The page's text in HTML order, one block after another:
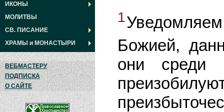
ИКОНЫ
МОЛИТВЫ
СВ. ПИСАНИЕ
ХРАМЫ и МОНАСТЫРИ
ВЕБМАСТЕРУ
ПОДПИСКА
О САЙТЕ
1
Божией,
они среди